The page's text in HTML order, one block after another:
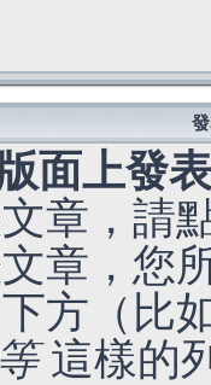
面上發
章，請
章，您
方（比
這樣的